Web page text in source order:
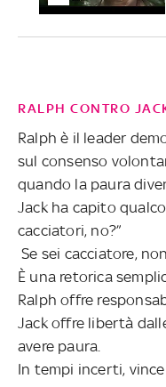
RALPH CONTRO
Ralph è il leader
sul consenso
quando la paura
Jack ha capito
cacciatori, no?”
Se sei cacciatore,
È una retorica
Ralph offre
Jack offre libertà
avere paura.
In tempi incerti,